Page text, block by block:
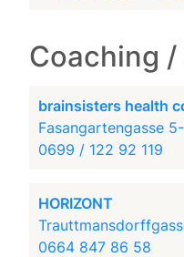
Coaching
brainsisters health
Fasangartengasse
0699 / 122 92 119
HORIZONT
0664 847 86 58